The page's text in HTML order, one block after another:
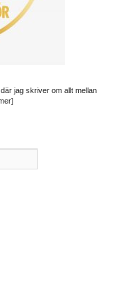
jag skriver om allt mellan